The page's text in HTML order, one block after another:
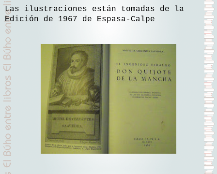
Las ilustraciones están tomadas de la
Edición de 1967 de Espasa-Calpe